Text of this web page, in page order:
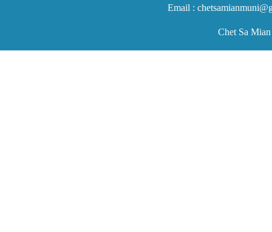
Email :
Chet Sa